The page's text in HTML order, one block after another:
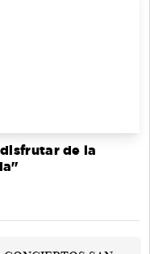
de la